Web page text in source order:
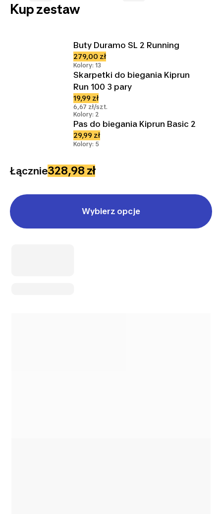
Kup zestaw
Buty Duramo SL 2 Running
279,00 zł
Kolory: 13
Skarpetki do biegania Kiprun
Run 100 3 pary
19,99 zł
6,67 zł/szt.
Kolory: 2
Pas do biegania Kiprun Basic 2
29,99 zł
Kolory: 5
Łącznie328,98 zł
Wybierz opcje